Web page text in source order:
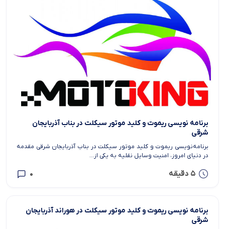
برنامه نویسی ریموت و کلید موتور سیکلت در بناب آذربایجان
شرقی
برنامه‌نویسی ریموت و کلید موتور سیکلت در بناب آذربایجان شرقی مقدمه
در دنیای امروز، امنیت وسایل نقلیه به یکی از...
5 دقیقه 0
برنامه نویسی ریموت و کلید موتور سیکلت در هوراند آذربایجان
شرقی